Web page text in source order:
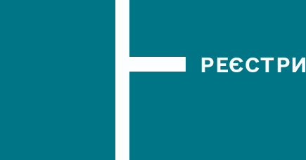
РЕЄСТРИ